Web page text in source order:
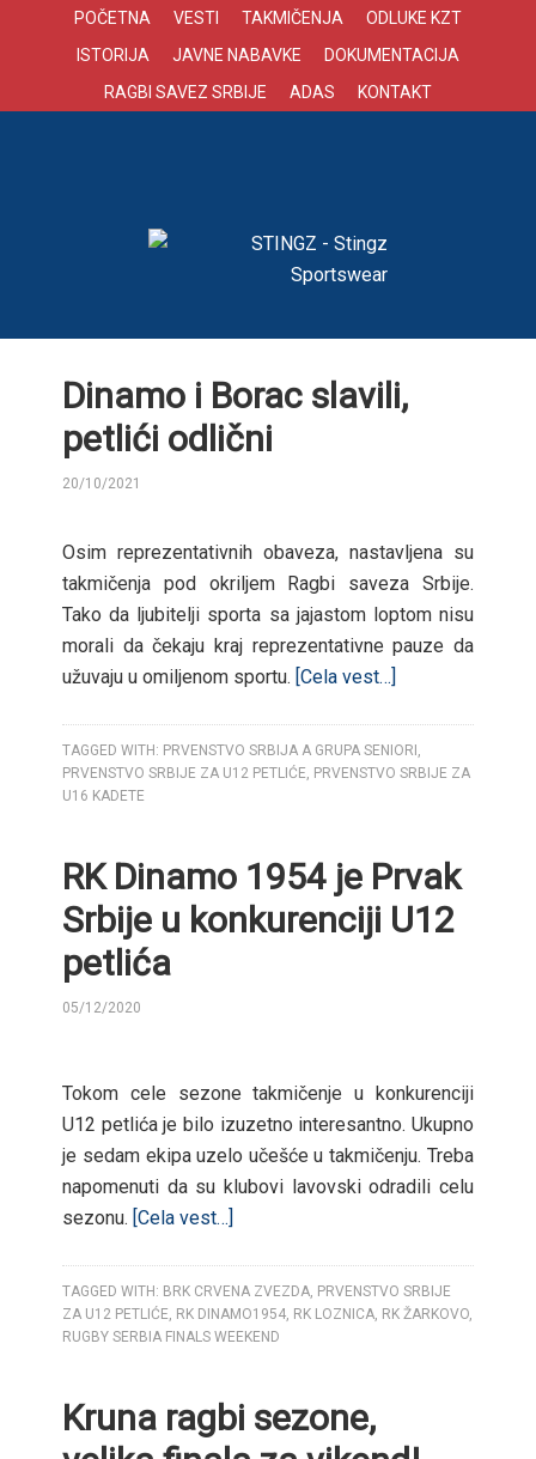
POČETNA VESTI TAKMIČENJA
ODLUKE KZT
ISTORIJA
JAVNE NABAVKE
DOKUMENTACIJA
RAGBI SAVEZ SRBIJE
ADAS KONTAKT
Dinamo i Borac slavili,
petlići odlični
20/10/2021
Osim reprezentativnih obaveza, nastavljena su
takmičenja pod okriljem Ragbi saveza Srbije.
Tako da ljubitelji sporta sa jajastom loptom nisu
morali da čekaju kraj reprezentativne pauze da
užuvaju u omiljenom sportu. [Cela vest…]
TAGGED WITH: PRVENSTVO SRBIJA A GRUPA SENIORI ,
PRVENSTVO SRBIJE ZA U12 PETLIĆE, PRVENSTVO SRBIJE ZA
U16 KADETE
RK Dinamo 1954 je Prvak
Srbije u konkurenciji U12
petlića
05/12/2020
Tokom cele sezone takmičenje u konkurenciji
U12 petlića je bilo izuzetno interesantno. Ukupno
je sedam ekipa uzelo učešće u takmičenju. Treba
napomenuti da su klubovi lavovski odradili celu
sezonu. [Cela vest…]
TAGGED WITH: BRK CRVENA ZVEZDA, PRVENSTVO SRBIJE
ZA U12 PETLIĆE, RK DINAMO1954, RK LOZNICA, RK ŽARKOVO,
RUGBY SERBIA FINALS WEEKEND
Kruna ragbi sezone,